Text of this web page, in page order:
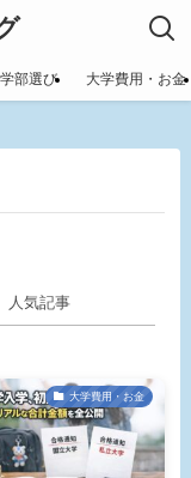
部選び 大学費用・お金
人気記事
大学費用・お金